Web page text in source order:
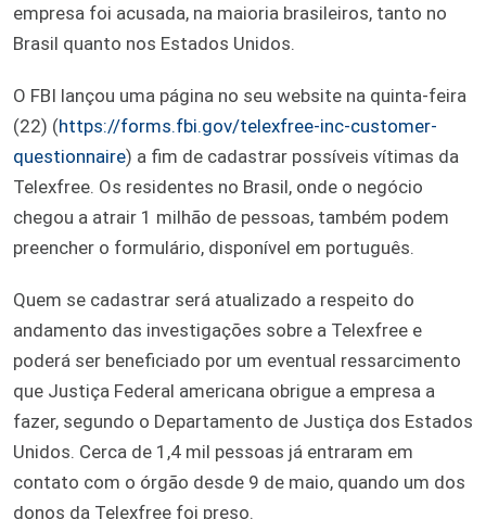
empresa foi acusada, na maioria brasileiros, tanto no
Brasil quanto nos Estados Unidos.
O FBI lançou uma página no seu website na quinta-feira
(22) (https://forms.fbi.gov/telexfree-inc-customer-
questionnaire) a fim de cadastrar possíveis vítimas da
Telexfree. Os residentes no Brasil, onde o negócio
chegou a atrair 1 milhão de pessoas, também podem
preencher o formulário, disponível em português.
Quem se cadastrar será atualizado a respeito do
andamento das investigações sobre a Telexfree e
poderá ser beneficiado por um eventual ressarcimento
que Justiça Federal americana obrigue a empresa a
fazer, segundo o Departamento de Justiça dos Estados
Unidos. Cerca de 1,4 mil pessoas já entraram em
contato com o órgão desde 9 de maio, quando um dos
donos da Telexfree foi preso.